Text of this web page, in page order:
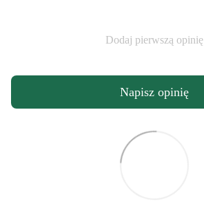
Dodaj pierwszą opinię
Napisz opinię